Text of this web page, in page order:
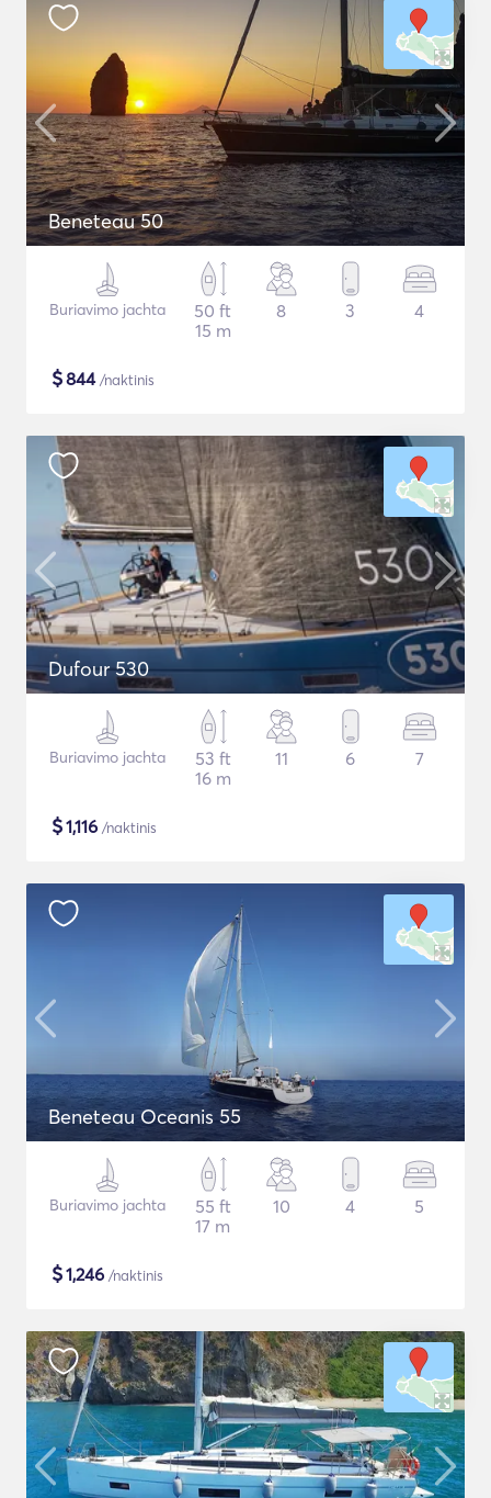
Beneteau 50
Buriavimo jachta
50 ft
15 m
8 3 4
$844/naktinis
Dufour 530
Buriavimo jachta
53 ft
16 m
11 6 7
$1,116 /naktinis
Beneteau Oceanis 55
Buriavimo jachta
55 ft
17 m
10 4 5
$1,246 /naktinis